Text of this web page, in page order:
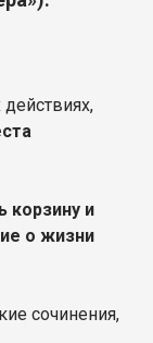
корзину и
о жизни
сочинения,